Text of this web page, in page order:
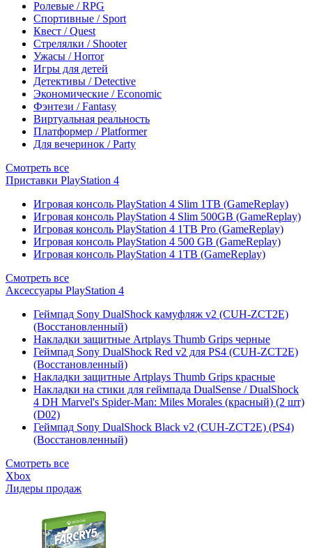
Ролевые / RPG
Спортивные / Sport
Квест / Quest
Стрелялки / Shooter
Ужасы / Horror
Игры для детей
Детективы / Detective
Экономические / Economic
Фэнтези / Fantasy
Виртуальная реальность
Платформер / Platformer
Для вечеринок / Party
Смотреть все
Приставки PlayStation 4
Игровая консоль PlayStation 4 Slim 1TB (GameReplay)
Игровая консоль PlayStation 4 Slim 500GB (GameReplay)
Игровая консоль PlayStation 4 1TB Pro (GameReplay)
Игровая консоль PlayStation 4 500 GB (GameReplay)
Игровая консоль PlayStation 4 1TB (GameReplay)
Смотреть все
Аксессуары PlayStation 4
Геймпад Sony DualShock камуфляж v2 (CUH-ZCT2E)
(Восстановленный)
Накладки защитные Artplays Thumb Grips черные
Геймпад Sony DualShock Red v2 для PS4 (CUH-ZCT2E)
(Восстановленный)
Накладки защитные Artplays Thumb Grips красные
Накладки на стики для геймпада DualSense / DualShock
4 DH Marvel's Spider-Man: Miles Morales (красный) (2 шт)
(D02)
Геймпад Sony DualShock Black v2 (CUH-ZCT2E) (PS4)
(Восстановленный)
Смотреть все
Xbox
Лидеры продаж